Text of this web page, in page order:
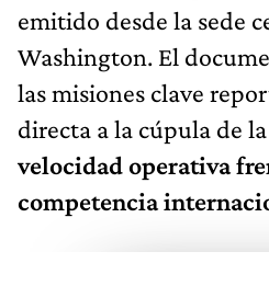
emitido desde la sede
Washington. El
las misiones clave
directa a la cúpula de
velocidad operativa
competencia